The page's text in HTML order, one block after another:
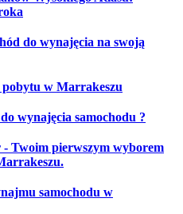
do wynajęcia na swoją
pobytu w Marrakeszu
wynajęcia samochodu ?
Twoim pierwszym wyborem
samochodu w